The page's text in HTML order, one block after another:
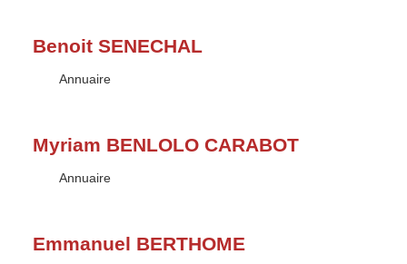
Benoit SENECHAL
Type :
Annuaire
Myriam BENLOLO CARABOT
Type :
Annuaire
Emmanuel BERTHOME